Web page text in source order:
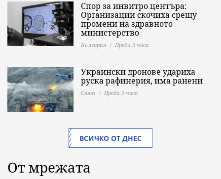
Спор за инвитро центъра:
Организации скочиха срещу
промени на здравното
министерство
България Преди 5 часа
Украински дронове удариха
руска рафинерия, има ранени
Свят Преди 5 часа
ВСИЧКО ОТ ДНЕС
От мрежата